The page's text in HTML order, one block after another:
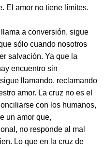
El amor no tiene límites.
a conversión, sigue
sólo cuando nosotros
salvación. Ya que la
encuentro sin
llamando, reclamando
amor. La cruz no es el
con los humanos,
un amor que,
no responde al mal
Lo que en la cruz de